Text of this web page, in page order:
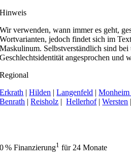
Hinweis
Wir verwenden, wann immer es geht,
Wortvarianten, jedoch findet sich im
Maskulinum. Selbstverständlich sind bei
Geschlechtsidentität angesprochen und
Regional
Erkrath |Hilden |Langenfeld |Monheim
Benrath |Reisholz |Hellerhof|Wersten
0 % Finanzierung1 für 24 Monate